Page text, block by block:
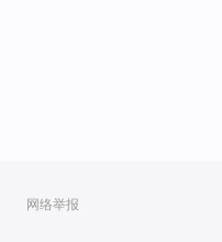
网络举报